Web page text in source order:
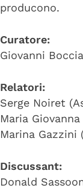
producono.
Curatore:
Giovanni
Relatori:
Serge Noiret
Maria
Marina Gazzini
Discussant:
Donald